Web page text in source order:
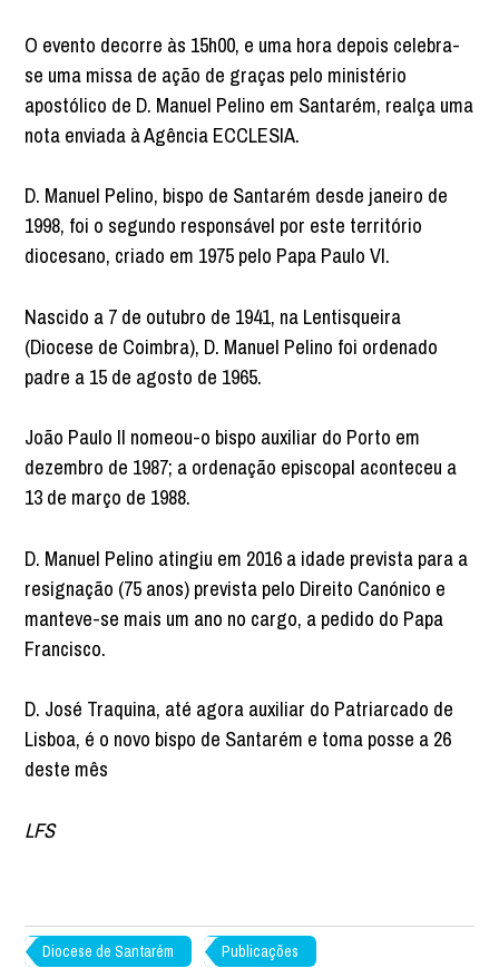
O evento decorre às 15h00, e uma hora depois celebra-
se uma missa de ação de graças pelo ministério
apostólico de D. Manuel Pelino em Santarém, realça uma
nota enviada à Agência ECCLESIA.
D. Manuel Pelino, bispo de Santarém desde janeiro de
1998, foi o segundo responsável por este território
diocesano, criado em 1975 pelo Papa Paulo VI.
Nascido a 7 de outubro de 1941, na Lentisqueira
(Diocese de Coimbra), D. Manuel Pelino foi ordenado
padre a 15 de agosto de 1965.
João Paulo II nomeou-o bispo auxiliar do Porto em
dezembro de 1987; a ordenação episcopal aconteceu a
13 de março de 1988.
D. Manuel Pelino atingiu em 2016 a idade prevista para a
resignação (75 anos) prevista pelo Direito Canónico e
manteve-se mais um ano no cargo, a pedido do Papa
Francisco.
D. José Traquina, até agora auxiliar do Patriarcado de
Lisboa, é o novo bispo de Santarém e toma posse a 26
deste mês
LFS
Diocese de Santarém Publicações